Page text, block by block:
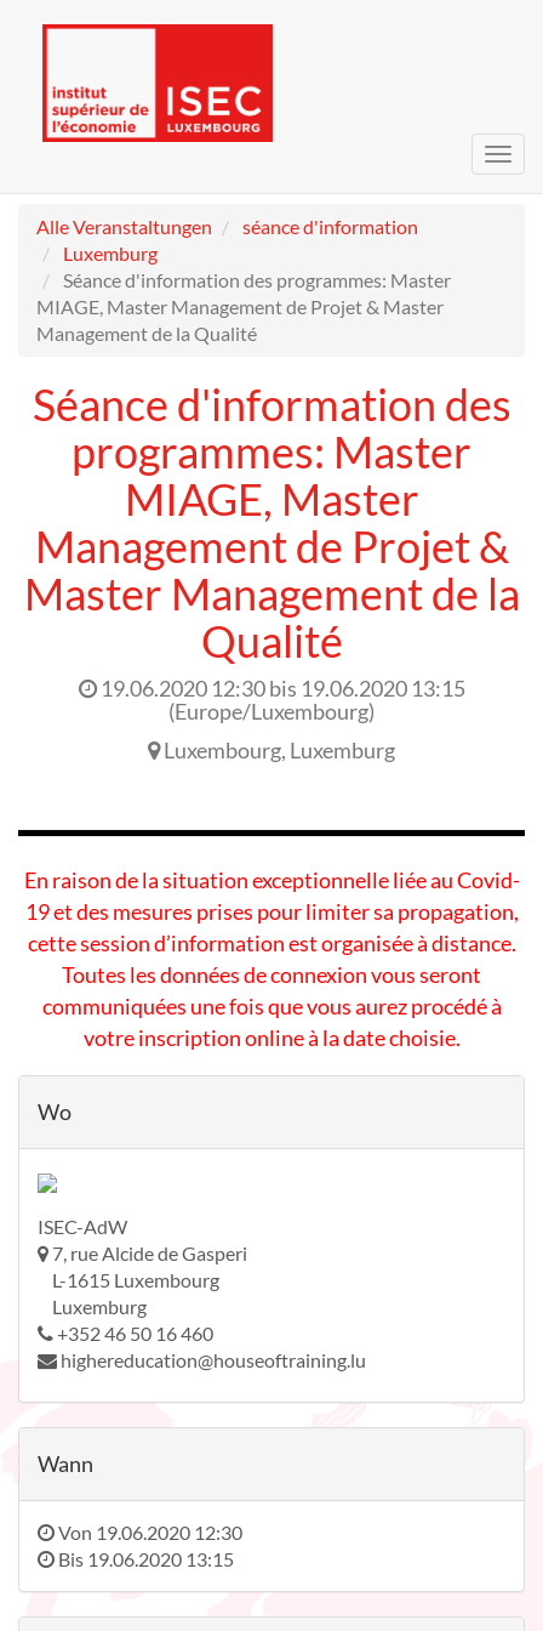
Alle Veranstaltungen
séance d'information
Luxemburg
Séance d'information des programmes: Master
MIAGE, Master Management de Projet & Master
Management de la Qualité
Séance d'information des
programmes: Master
MIAGE, Master
Management de Projet &
Master Management de la
Qualité
19.06.2020 12:30bis 19.06.2020 13:15
(Europe/Luxembourg)
Luxembourg, Luxemburg
En raison de la situation exceptionnelle liée au Covid-
19 et des mesures prises pour limiter sa propagation,
cette session d’information est organisée à distance.
Toutes les données de connexion vous seront
communiquées une fois que vous aurez procédé à
votre inscription online à la date choisie.
Wo
ISEC-AdW
7, rue Alcide de Gasperi
L-1615 Luxembourg
Luxemburg
+352 46 50 16 460
highereducation@houseoftraining.lu
Wann
Von 19.06.2020 12:30
Bis 19.06.2020 13:15